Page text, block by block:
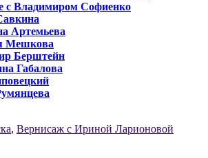
с Владимиром Софиенко
Артемьева
Мешкова
Берштейн
Габалова
, Вернисаж с Ириной Ларионовой